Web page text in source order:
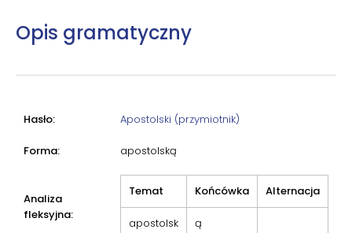
Opis gramatyczny
Hasło: Apostolski (przymiotnik)
Forma: apostolską
Analiza
fleksyjna:
Temat Końcówka Alternacja
apostolsk ą